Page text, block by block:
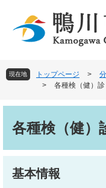
頭
で
。
飛
ば
て
現在地 トップページ >
>
各種検（健）診
各種検（健）
基本情報